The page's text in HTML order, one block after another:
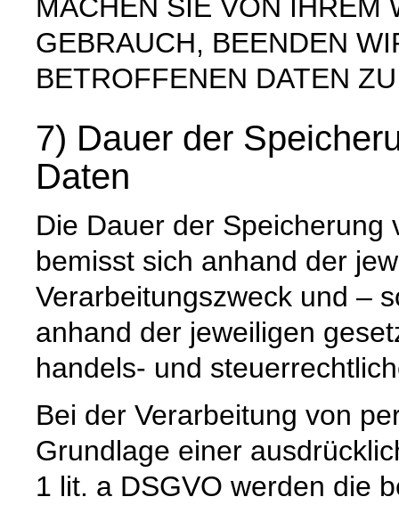
MACHEN SIE VON IHREM
GEBRAUCH, BEENDEN
BETROFFENEN DATEN
7) Dauer der
Daten
Die Dauer der
bemisst sich anhand der
Verarbeitungszweck und –
anhand der jeweiligen
handels- und
Bei der Verarbeitung von
Grundlage einer
1 lit. a DSGVO werden die